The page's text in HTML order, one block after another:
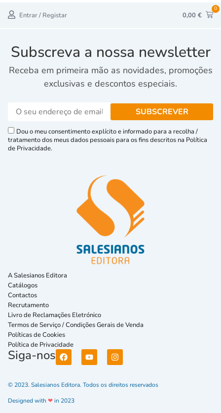
Entrar / Registar 0,00 €
0
Subscreva a nossa newsletter
Receba em primeira mão as novidades, promoções
exclusivas e descontos especiais.
Dou o meu consentimento explícito e informado para a recolha /
tratamento dos meus dados pessoais para os fins descritos na Política
de Privacidade.
A Salesianos Editora
Catálogos
Contactos
Recrutamento
Livro de Reclamações Eletrónico
Termos de Serviço / Condições Gerais de Venda
Políticas de Cookies
Política de Privacidade
Siga-nos
© 2023. Salesianos Editora. Todos os direitos reservados
Designed with ❤in 2023